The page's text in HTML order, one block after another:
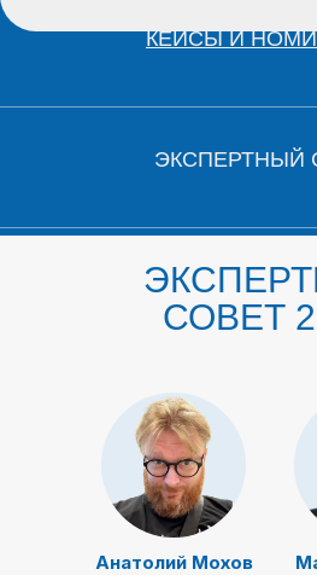
КЕЙСЫ И
ЭКСПЕРТНЫЙ
СОВЕТ
Анатолий Мохов